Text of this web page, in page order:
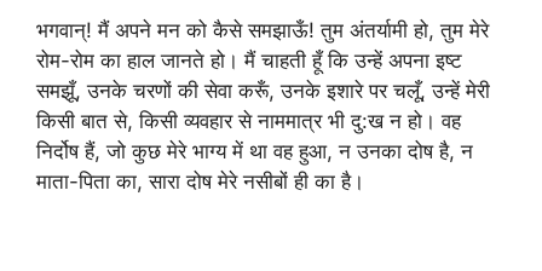
भगवान्! मैं अपने मन को कैसे समझाऊँ! तुम अंतर्यामी हो, तुम मेरे
रोम-रोम का हाल जानते हो। मैं चाहती हूँ कि उन्हें अपना इष्ट
समझूँ, उनके चरणों की सेवा करूँ, उनके इशारे पर चलूँ, उन्हें मेरी
किसी बात से, किसी व्यवहार से नाममात्र भी दु:ख न हो। वह
निर्दोष हैं, जो कुछ मेरे भाग्य में था वह हुआ, न उनका दोष है, न
माता-पिता का, सारा दोष मेरे नसीबों ही का है।